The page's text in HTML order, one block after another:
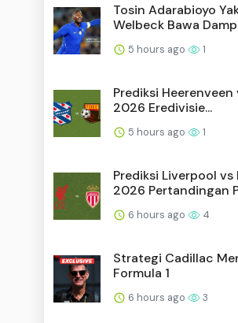
Tosin Adarabioyo
Welbeck Bawa
5 hours ago 1
Prediksi
2026 Eredivisie...
5 hours ago 1
Prediksi Liverpool
2026 Pertandingan
6 hours ago 4
Strategi Cadillac
Formula 1
6 hours ago 3